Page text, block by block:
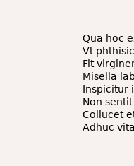
Qua hoc
Vt
Fit
Misella
Inspicitur
Non
Collucet
Adhuc